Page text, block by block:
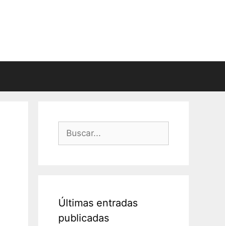
Buscar:
Últimas entradas
publicadas